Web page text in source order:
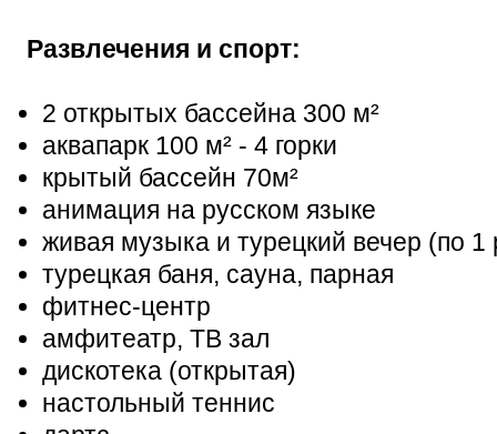
Развлечения и спорт:
2 открытых бассейна 300 м²
аквапарк 100 м² - 4 горки
крытый бассейн 70м²
анимация на русском языке
живая музыка и турецкий вечер (по 1
турецкая баня, сауна, парная
фитнес-центр
амфитеатр, ТВ зал
дискотека (открытая)
настольный теннис